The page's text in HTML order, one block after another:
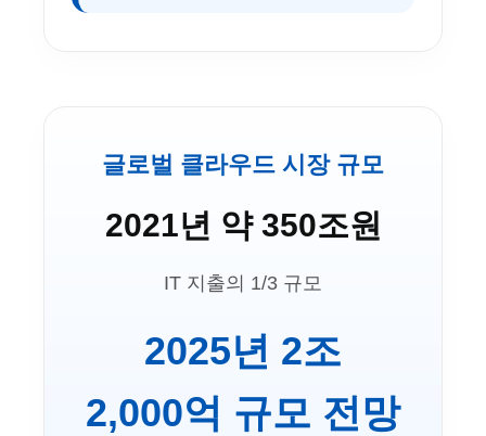
글로벌 클라우드 시장 규모
2021년 약 350조원
IT 지출의 1/3 규모
2025년 2조
2,000억 규모 전망